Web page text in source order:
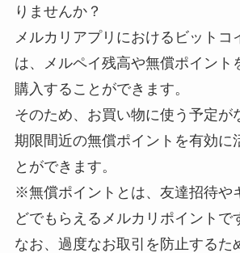
りませんか？
メルカリアプリにおけるビットコ
は、メルペイ残高や無償ポイント
購入することができます。
そのため、お買い物に使う予定が
期限間近の無償ポイントを有効に
とができます。
※無償ポイントとは、友達招待や
どでもらえるメルカリポイントで
なお、過度なお取引を防止するた